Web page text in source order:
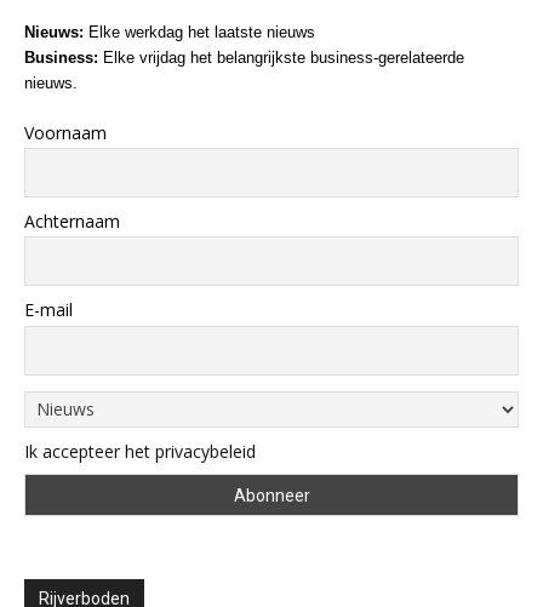
Nieuws: Elke werkdag het laatste nieuws
Business: Elke vrijdag het belangrijkste business-gerelateerde
nieuws.
Voornaam
Achternaam
E-mail
Ik accepteer het privacybeleid
Rijverboden